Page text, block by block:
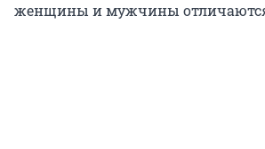
женщины и мужчины отличаются